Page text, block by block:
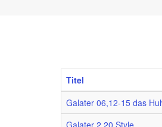
Titel
Galater 06,12-15 das
Galater 2,20 Style